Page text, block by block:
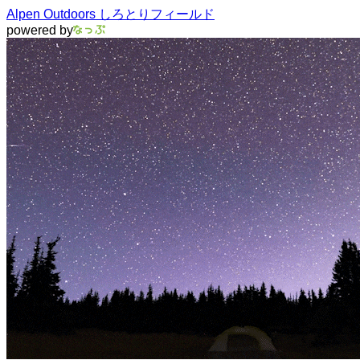
Alpen Outdoors しろとりフィールド
powered by